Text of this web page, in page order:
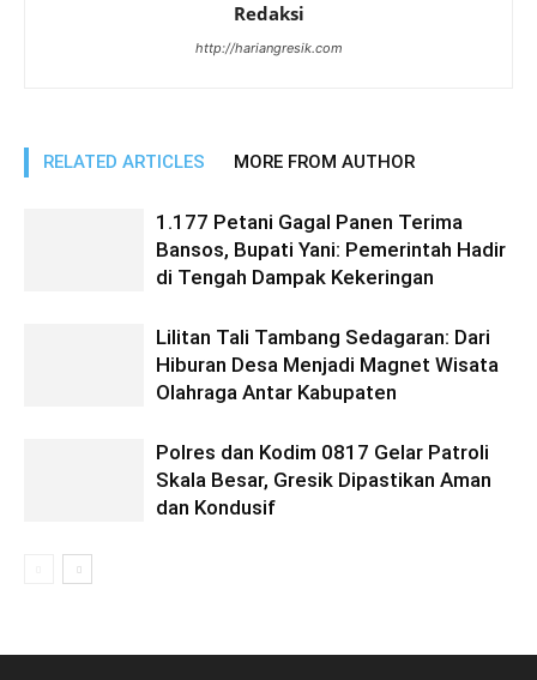
Redaksi
http://hariangresik.com
RELATED ARTICLES MORE FROM AUTHOR
1.177 Petani Gagal Panen Terima
Bansos, Bupati Yani: Pemerintah Hadir
di Tengah Dampak Kekeringan
Lilitan Tali Tambang Sedagaran: Dari
Hiburan Desa Menjadi Magnet Wisata
Olahraga Antar Kabupaten
Polres dan Kodim 0817 Gelar Patroli
Skala Besar, Gresik Dipastikan Aman
dan Kondusif